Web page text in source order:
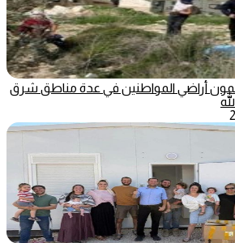
أراضي المواطنين في عدة مناطق شرق